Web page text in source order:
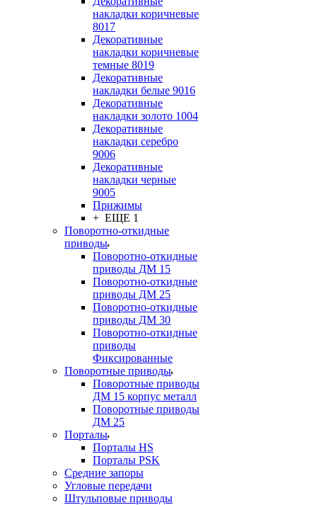
накладки коричневые
8017
Декоративные
накладки коричневые
темные 8019
Декоративные
накладки белые 9016
Декоративные
накладки золото 1004
Декоративные
накладки серебро
9006
Декоративные
накладки черные
9005
Прижимы
+ ЕЩЕ 1
Поворотно-откидные
приводы
Поворотно-откидные
приводы ДМ 15
Поворотно-откидные
приводы ДМ 25
Поворотно-откидные
приводы ДМ 30
Поворотно-откидные
приводы
Фиксированные
Поворотные приводы
Поворотные приводы
ДМ 15 корпус металл
Поворотные приводы
ДМ 25
Порталы
Порталы HS
Порталы PSK
Средние запоры
Угловые передачи
Штульповые приводы